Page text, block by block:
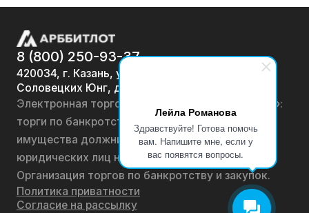
Лейла Романова
Здравствуйте! Готова помочь
вам. Напишите мне, если у
вас появятся вопросы.
8 (800) 250-93-37
420034, г. Казань, ул.
Соловецких Юнг, д. 7
Электронная торговая площадка «АРББИТЛОТ»:
торги по банкротству, лоты по продаже
имущества должников физических лиц и
юридических лиц на онлайн-аукционах.
Организация торгов по банкротству и закупок.
Политика приватности
Согласие на рассылку